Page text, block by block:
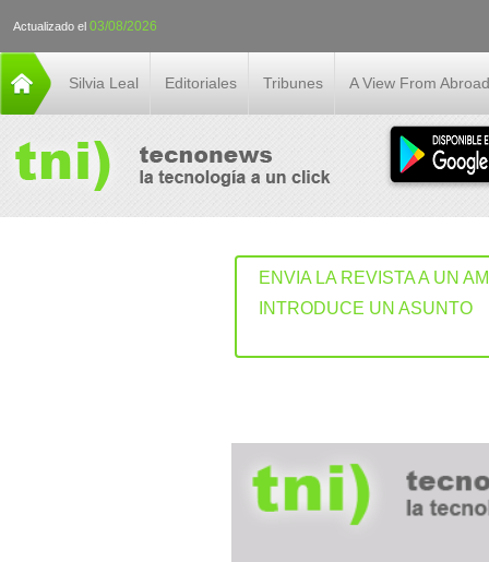
Actualizado el 03/08/2026
Silvia Leal Editoriales Tribunes A View From Abroad
ENVIA LA REVISTA A UN
INTRODUCE UN ASUNTO